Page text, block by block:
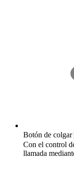
Botón de colgar
Con el control
llamada